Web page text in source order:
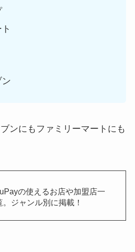
ンにもファミリーマートにも
の使えるお店や加盟店一
。ジャンル別に掲載！